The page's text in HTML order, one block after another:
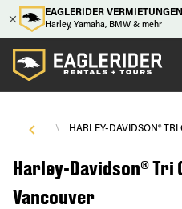
EAGLERIDER
Harley, Yamaha, BMW & mehr
\ HARLEY-DAVIDSON®
Harley-Davidson® Tri
Vancouver